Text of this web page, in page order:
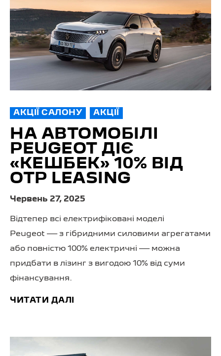
АКЦІЇ САЛОНУ АКЦІЇ
НА АВТОМОБІЛІ
PEUGEOT ДІЄ
«КЕШБЕК» 10% ВІД
OTP LEASING
Червень 27, 2025
Відтепер всі електрифіковані моделі
Peugeot — з гібридними силовими агрегатами
або повністю 100% електричні — можна
придбати в лізинг з вигодою 10% від суми
фінансування.
ЧИТАТИ ДАЛІ